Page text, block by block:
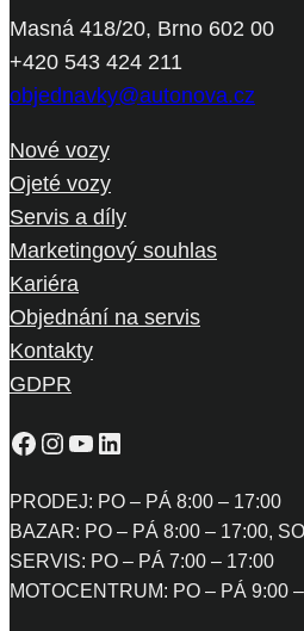
Masná 418/20, Brno 602 00
+420 543 424 211
objednavky@autonova.cz
Nové vozy
Ojeté vozy
Servis a díly
Marketingový souhlas
Kariéra
Objednání na servis
Kontakty
GDPR
Facebook Instagram YouTube LinkedIn
PRODEJ: PO – PÁ 8:00 – 17:00
BAZAR: PO – PÁ 8:00 – 17:00,
SERVIS: PO – PÁ 7:00 – 17:00
MOTOCENTRUM: PO – PÁ 9:00